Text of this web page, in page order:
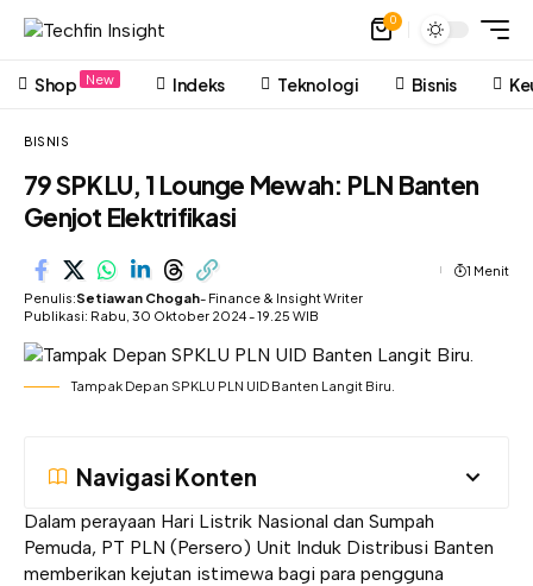
0
Shop New Indeks Teknologi Bisnis
BISNIS
79 SPKLU, 1 Lounge Mewah: PLN Banten
Genjot Elektrifikasi
Penulis:Setiawan Chogah- Finance & Insight Writer
Publikasi: Rabu, 30 Oktober 2024 - 19.25 WIB
1 Menit
Tampak Depan SPKLU PLN UID Banten Langit Biru.
Navigasi Konten
Dalam perayaan Hari Listrik Nasional dan Sumpah
Pemuda, PT PLN (Persero) Unit Induk Distribusi Banten
memberikan kejutan istimewa bagi para pengguna